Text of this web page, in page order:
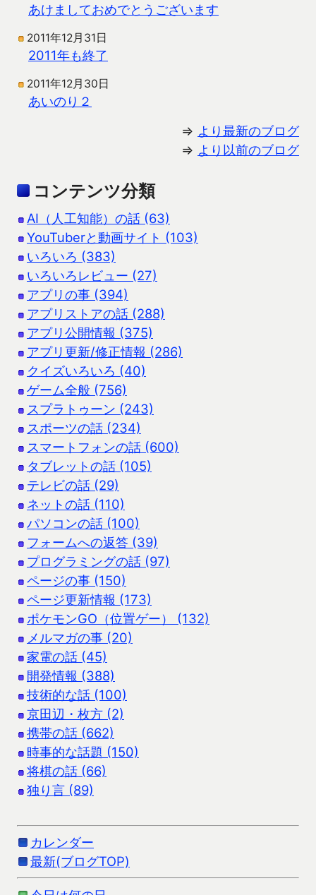
あけましておめでとうございます
2011年12月31日
2011年も終了
2011年12月30日
あいのり２
⇒ より最新のブログ
⇒ より以前のブログ
コンテンツ分類
AI（人工知能）の話 (63)
YouTuberと動画サイト (103)
いろいろ (383)
いろいろレビュー (27)
アプリの事 (394)
アプリストアの話 (288)
アプリ公開情報 (375)
アプリ更新/修正情報 (286)
クイズいろいろ (40)
ゲーム全般 (756)
スプラトゥーン (243)
スポーツの話 (234)
スマートフォンの話 (600)
タブレットの話 (105)
テレビの話 (29)
ネットの話 (110)
パソコンの話 (100)
フォームへの返答 (39)
プログラミングの話 (97)
ページの事 (150)
ページ更新情報 (173)
ポケモンGO（位置ゲー） (132)
メルマガの事 (20)
家電の話 (45)
開発情報 (388)
技術的な話 (100)
京田辺・枚方 (2)
携帯の話 (662)
時事的な話題 (150)
将棋の話 (66)
独り言 (89)
カレンダー
最新(ブログTOP)